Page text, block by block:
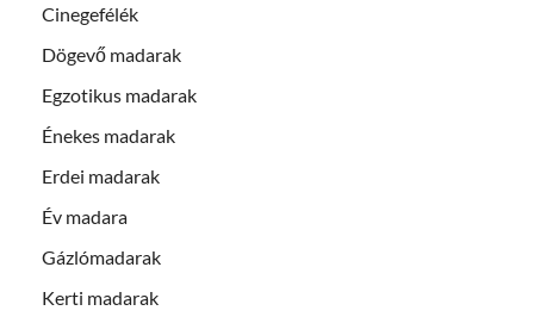
Cinegefélék
Dögevő madarak
Egzotikus madarak
Énekes madarak
Erdei madarak
Év madara
Gázlómadarak
Kerti madarak